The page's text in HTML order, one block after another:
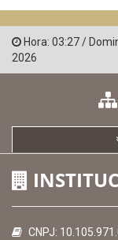
Hora: 03:27/
2026
CNPJ: